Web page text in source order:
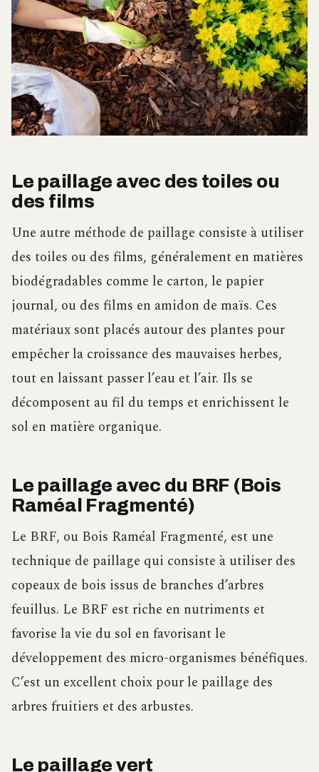
Le paillage avec des toiles ou
des films
Une autre méthode de paillage consiste à utiliser
des toiles ou des films, généralement en matières
biodégradables comme le carton, le papier
journal, ou des films en amidon de maïs. Ces
matériaux sont placés autour des plantes pour
empêcher la croissance des mauvaises herbes,
tout en laissant passer l’eau et l’air. Ils se
décomposent au fil du temps et enrichissent le
sol en matière organique.
Le paillage avec du BRF (Bois
Raméal Fragmenté)
Le BRF, ou Bois Raméal Fragmenté, est une
technique de paillage qui consiste à utiliser des
copeaux de bois issus de branches d’arbres
feuillus. Le BRF est riche en nutriments et
favorise la vie du sol en favorisant le
développement des micro-organismes bénéfiques.
C’est un excellent choix pour le paillage des
arbres fruitiers et des arbustes.
Le paillage vert